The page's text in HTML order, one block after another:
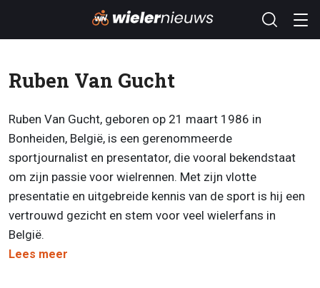
Ruben Van Gucht
Ruben Van Gucht, geboren op 21 maart 1986 in
Bonheiden, België, is een gerenommeerde
sportjournalist en presentator, die vooral bekendstaat
om zijn passie voor wielrennen. Met zijn vlotte
presentatie en uitgebreide kennis van de sport is hij een
vertrouwd gezicht en stem voor veel wielerfans in
België.
Lees meer